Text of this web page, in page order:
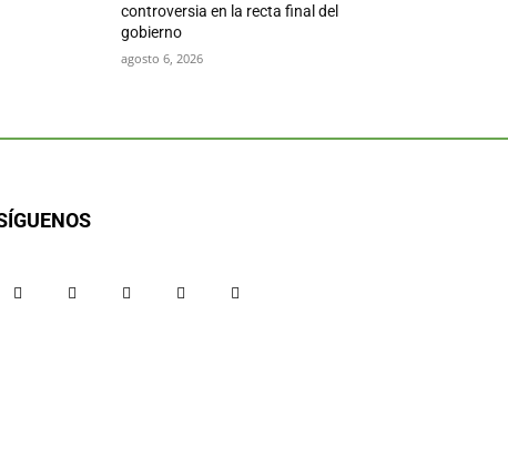
controversia en la recta final del
gobierno
agosto 6, 2026